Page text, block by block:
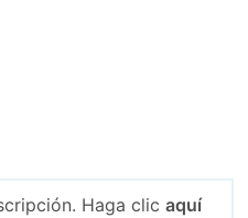
Haga clic aquí